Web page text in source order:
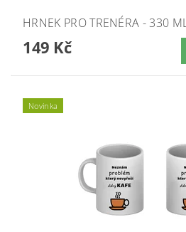
HRNEK PRO TRENÉRA - 330
149 Kč
Novinka